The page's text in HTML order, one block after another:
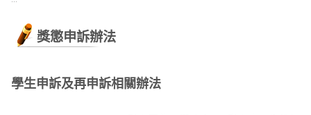
獎懲申訴辦法
學生申訴及再申訴相關辦法